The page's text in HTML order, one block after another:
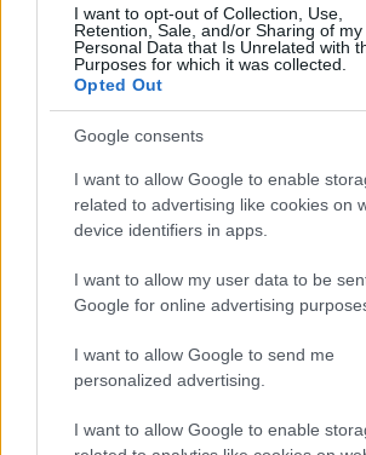
I want to opt-out of Collection, Use,
Retention, Sale, and/or Sharing of my
Personal Data that Is Unrelated with
Purposes for which it was collected.
Opted Out
Google consents
I want to allow Google to enable
related to advertising like cookies on
device identifiers in apps.
I want to allow my user data to be
Google for online advertising
I want to allow Google to send me
personalized advertising.
I want to allow Google to enable
Prijatno!
Izvor: Hayat.ba